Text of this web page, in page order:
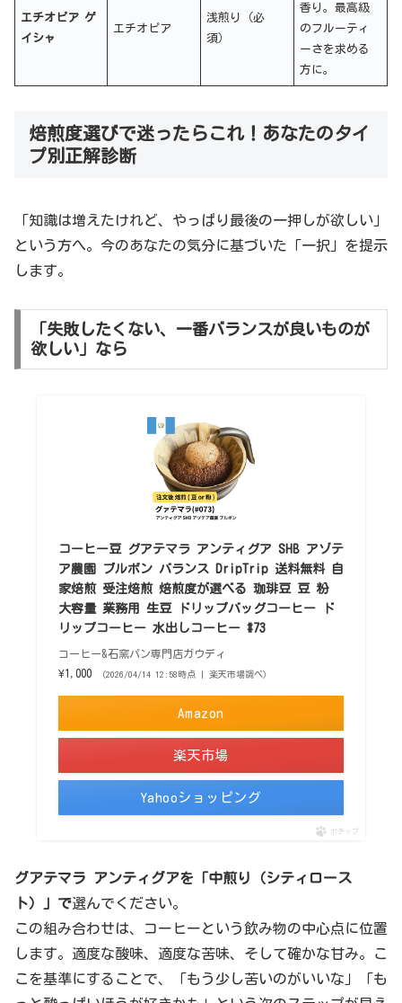
エチオピア ゲ
イシャ
エチオピア
浅煎り（必
須）
香り。最高級
のフルーティ
ーさを求める
方に。
焙煎度選びで迷ったらこれ！あなたのタイ
プ別正解診断
「知識は増えたけれど、やっぱり最後の一押しが欲しい」
という方へ。今のあなたの気分に基づいた「一択」を提示
します。
「失敗したくない、一番バランスが良いものが
欲しい」なら
コーヒー豆 グアテマラ アンティグア SHB アゾテ
ア農園 ブルボン バランス DripTrip 送料無料 自
家焙煎 受注焙煎 焙煎度が選べる 珈琲豆 豆 粉
大容量 業務用 生豆 ドリップバッグコーヒー ド
リップコーヒー 水出しコーヒー #73
コーヒー&石窯パン専門店ガウディ
¥1,000
（2026/04/14 12:58時点 | 楽天市場調べ）
Amazon
楽天市場
Yahooショッピング
ポチップ
グアテマラ アンティグアを「中煎り（シティロース
ト）」で選んでください。
この組み合わせは、コーヒーという飲み物の中心点に位置
します。適度な酸味、適度な苦味、そして確かな甘み。こ
こを基準にすることで、「もう少し苦いのがいいな」「も